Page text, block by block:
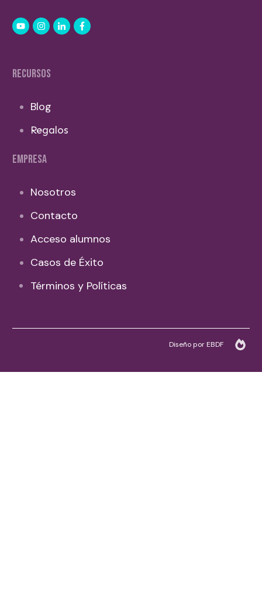
RECURSOS
Blog
Regalos
EMPRESA
Nosotros
Contacto
Acceso alumnos
Casos de Éxito
Términos y Políticas
Diseño por EBDF